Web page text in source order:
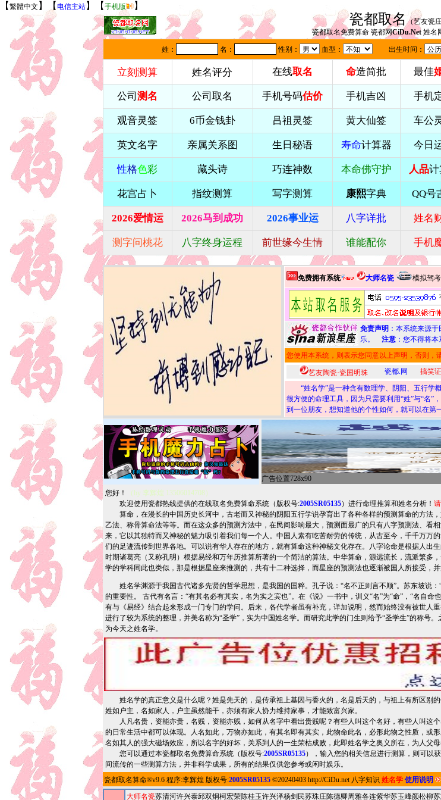
【 繁體中文 】【 电信主站 】【 手机版 】
瓷都取名（艺友瓷庄
瓷都取名免费算命 瓷都网CiDu.Net 姓名
姓： 名： 性别： 血型： 出生时间：
在线取名 命造简批 最佳
公司 测名 公司取名 手机号码估价 手机吉凶 手机
观音灵签 6币金钱卦 吕祖灵签 黄大仙签 车公
英文名字 亲属关系图 生日秘语 寿命计算器 今日
性格色彩 藏头诗 巧连神数 本命佛守护 人品计
花宫占卜 指纹测算 写字测算 康熙字典 QQ号
2026爱情运 2026马到成功 2026事业运 八字详批 姓名
测字问桃花 八字终身运程 前世缘今生情 谁能配你 手机
免费拥有系统 大师名瓷 模拟驾考
免责声明 ：本系统来源
乐。 注意：您不得将本
您使用本系统，则表示您同意以上声明，否则，
艺友陶瓷·瓷国明珠 瓷都.网 搞笑
“姓名学”是一种含有数理学、阴阳、五行学
很方便的命理工具，因为只需要利用“姓”与“名”
到一位朋友，想知道他的个性如何，就可以在第
广告位置728x90
您好！
（by 李辉煌 13506014708）
欢迎使用瓷都热线提供的在线取名免费算命系统（版权号:2005SR05135）进行命理推算和姓名分析！
算命，在漫长的中国历史长河中，古老而又神秘的阴阳五行学说孕育出了各种各样的预测算命的方法
乙法、称骨算命法等等。而在这众多的预测方法中，在民间影响最大，预测面最广的只有八字预测法、看
来，它以其独特而又神秘的魅力吸引着我们每一个人。中国人素有吃苦耐劳的传统，从古至今，千千万万
们的足迹流传到世界各地。可以说有华人存在的地方，就有算命这种神秘文化存在。八字论命是根据人出
时期诸葛亮（又称孔明）根据易经和万年历推算所著的一个简洁的算法。中华算命，源远流长，流派繁多
学的学科同此也类似，那是根据星座来推测的，共有十二种选择，而星座的预测法也逐渐被国人所接受，并
姓名学渊源于我国古代诸多先贤的哲学思想，是我国的国粹。孔子说：“名不正则言不顺”。苏东坡说：
的重要性。 古代有名言：“有其名必有其实，名为实之宾也”。在《说》一书中，训义“名”为“命”，“名自
有与《易经》结合起来形成一门专门的学问。后来，各代学者虽有补充，详加说明，然而始终没有被世人
进行了较为系统的整理，并美名称为“圣学”，实为中国姓名学。而研究此学的门生则给予“圣学生”的称号
为今天之姓名学。
姓名学的真正意义是什么呢？姓是先天的，是传承祖上基因与香火的，名是后天的，与祖上有所区别
姓如户主，名如家人，户主虽然能干，亦须有家人协力维持家事，才能致富兴家。
人凡名贵，资能亦贵，名贱，资能亦贱，如何从名字中看出贵贱呢？有些人叫这个名好，有些人叫这
的日常生活中都可以体现。人名如此，万物亦如此，有其名即有其实，此物命此名，必形此物之性质，或
名如其人的强大磁场效应，所以名字的好坏，关系到人的一生荣枯成败，此即姓名学之奥义所在，为人父母
您可以通过本瓷都取名免费算命系统（版权号:2005SR05135），输入您的相关信息进行测算，则可以
间流传的一些测算方法，并非科学成果，所有的结果仅供您参考或闲时娱乐。
瓷都取名算命®v9.6 程序:李辉煌 版权号:2005SR05135©20240403 http://CiDu.net 八字知识 姓名学 使用说明
大师名瓷苏清河许兴泰邱双炯柯宏荣陈桂玉许兴泽杨剑民苏珠庄陈德卿周雅各连紫华苏玉峰颜松柳